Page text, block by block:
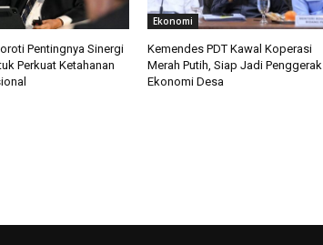
Pentingnya Sinergi
Perkuat Ketahanan
Ekonomi
Kemendes PDT Kawal Koperasi
Merah Putih, Siap Jadi Penggerak
Ekonomi Desa